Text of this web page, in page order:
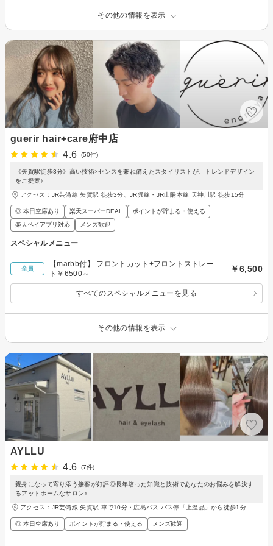
その他の情報を表示
guerir hair+care府中店
4.6
(50件)
《矢賀駅徒歩3分》高い技術×センスを兼ね備えたスタイリストが、トレンドデザイン
をご提案♪
アクセス：JR芸備線 矢賀駅 徒歩3分、JR呉線・JR山陽本線 天神川駅 徒歩15分
◎ 本日空席あり 楽天スーパーDEAL
ポイントが貯まる・使える
楽天ペイアプリ対応
メンズ歓迎
スペシャルメニュー
全員
【marbb付】 フロントカット+フロントストレー
ト￥6500～
￥6,500
すべてのスペシャルメニューを見る
その他の情報を表示
AYLLU
4.6
(7件)
親身になって寄り添う接客が好評◎長年培った知識と技術であなたのお悩みを解決す
るアットホームなサロン♪
アクセス：JR芸備線 矢賀駅 車で10分・広島バス バス停「上温品」から徒歩1分
◎ 本日空席あり ポイントが貯まる・使える メンズ歓迎